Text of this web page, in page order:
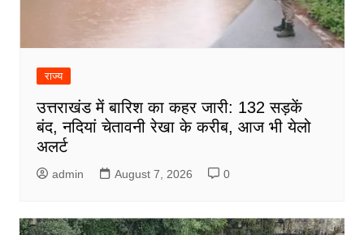
राज्य
उत्तराखंड में बारिश का कहर जारी: 132 सड़कें
बंद, नदियां चेतावनी रेखा के करीब, आज भी येलो
अलर्ट
admin August 7, 2026 0